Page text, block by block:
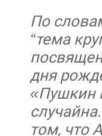
По
“тема
дня
«Пушкин
том, что